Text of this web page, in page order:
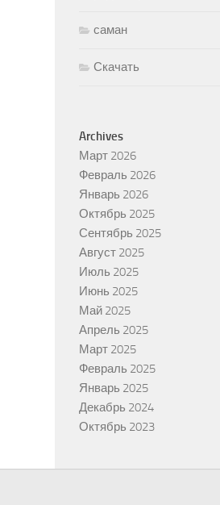
саман
Скачать
Archives
Март 2026
Февраль 2026
Январь 2026
Октябрь 2025
Сентябрь 2025
Август 2025
Июль 2025
Июнь 2025
Май 2025
Апрель 2025
Март 2025
Февраль 2025
Январь 2025
Декабрь 2024
Октябрь 2023